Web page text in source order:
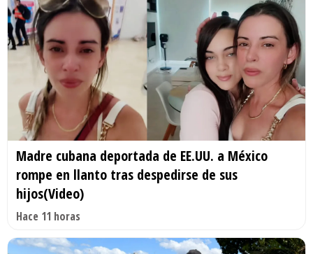
Madre cubana deportada de EE.UU. a México
rompe en llanto tras despedirse de sus
hijos(Video)
Hace 11 horas